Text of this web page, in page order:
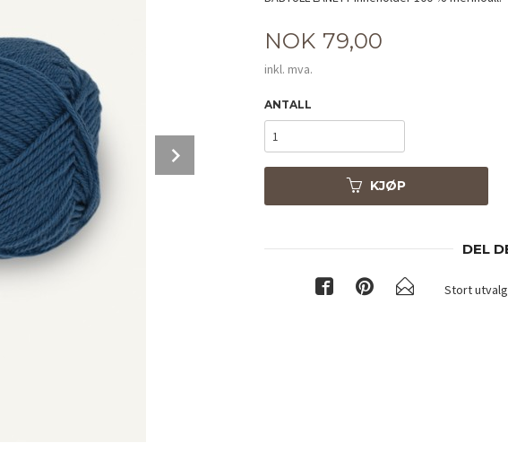
Pris
NOK 79,00
inkl. mva.
ANTALL
KJØP
DEL
Stort